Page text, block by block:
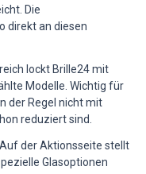
Die
direkt an diesen
lockt Brille24 mit
Modelle. Wichtig für
der Regel nicht mit
reduziert sind.
Auf der Aktionsseite stellt
Glasoptionen